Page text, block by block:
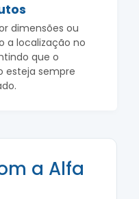
dimensões ou
a localização no
que o
sempre
a Alfa